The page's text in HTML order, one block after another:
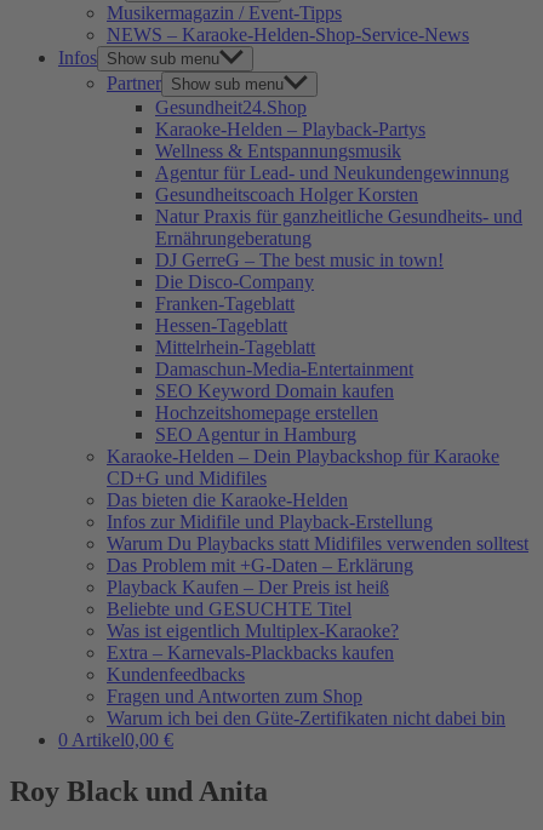
Musikermagazin / Event-Tipps
NEWS – Karaoke-Helden-Shop-Service-News
Infos Show sub menu
Partner Show sub menu
Gesundheit24.Shop
Karaoke-Helden – Playback-Partys
Wellness & Entspannungsmusik
Agentur für Lead- und Neukundengewinnung
Gesundheitscoach Holger Korsten
Natur Praxis für ganzheitliche Gesundheits- und
Ernährungeberatung
DJ GerreG – The best music in town!
Die Disco-Company
Franken-Tageblatt
Hessen-Tageblatt
Mittelrhein-Tageblatt
Damaschun-Media-Entertainment
SEO Keyword Domain kaufen
Hochzeitshomepage erstellen
SEO Agentur in Hamburg
Karaoke-Helden – Dein Playbackshop für Karaoke
CD+G und Midifiles
Das bieten die Karaoke-Helden
Infos zur Midifile und Playback-Erstellung
Warum Du Playbacks statt Midifiles verwenden solltest
Das Problem mit +G-Daten – Erklärung
Playback Kaufen – Der Preis ist heiß
Beliebte und GESUCHTE Titel
Was ist eigentlich Multiplex-Karaoke?
Extra – Karnevals-Plackbacks kaufen
Kundenfeedbacks
Fragen und Antworten zum Shop
Warum ich bei den Güte-Zertifikaten nicht dabei bin
0 Artikel0,00 €
Roy Black und Anita